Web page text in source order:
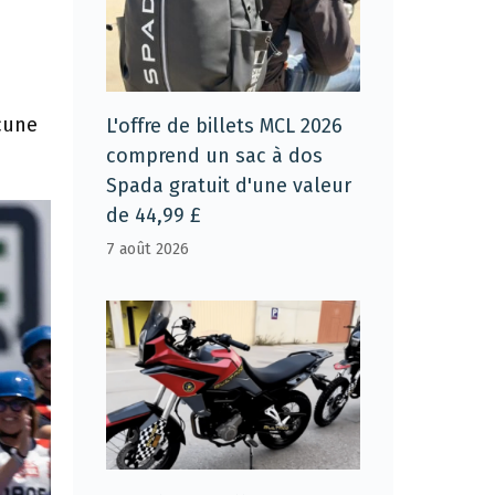
L'offre de billets MCL 2026
comprend un sac à dos
Spada gratuit d'une valeur
de 44,99 £
7 août 2026